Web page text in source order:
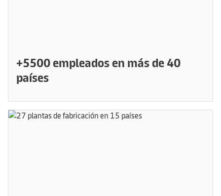
+5500 empleados en más de 40
países